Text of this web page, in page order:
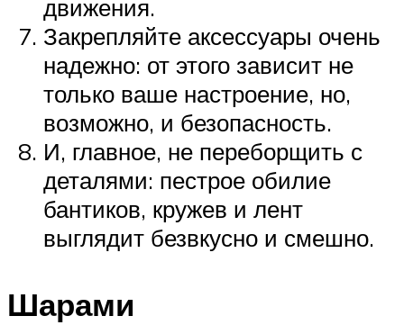
движения.
Закрепляйте аксессуары очень
надежно: от этого зависит не
только ваше настроение, но,
возможно, и безопасность.
И, главное, не переборщить с
деталями: пестрое обилие
бантиков, кружев и лент
выглядит безвкусно и смешно.
Шарами